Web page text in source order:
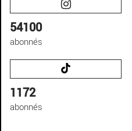
54100
abonnés
1172
abonnés